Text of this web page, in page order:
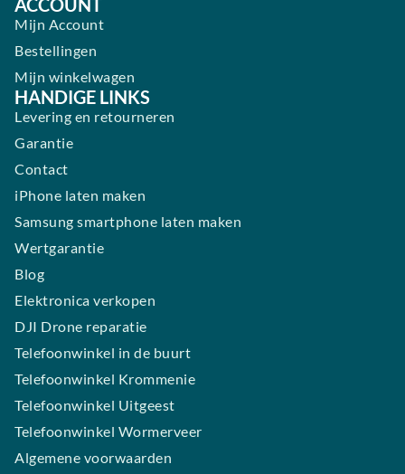
ACCOUNT
Mijn Account
Bestellingen
Mijn winkelwagen
HANDIGE LINKS
Levering en retourneren
Garantie
Contact
iPhone laten maken
Samsung smartphone laten maken
Wertgarantie
Blog
Elektronica verkopen
DJI Drone reparatie
Telefoonwinkel in de buurt
Telefoonwinkel Krommenie
Telefoonwinkel Uitgeest
Telefoonwinkel Wormerveer
Algemene voorwaarden